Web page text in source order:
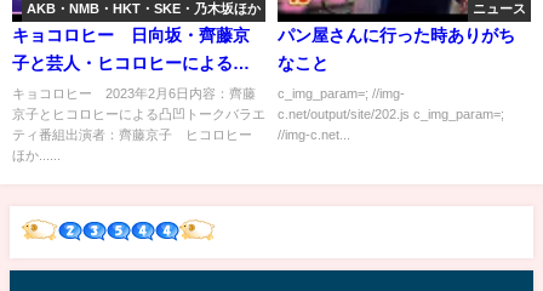
AKB・NMB・HKT・SKE・乃木坂ほか
キョコロヒー 日向坂・齊藤京
子と芸人・ヒコロヒーによるト
ークバラエティ 2月6日
キョコロヒー 2023年2月6日内容：齊藤
京子とヒコロヒーによる凸凹トークバラエ
ティ番組出演者：齊藤京子 ヒコロヒー
ほか......
ニュース
パン屋さんに行った時ありがち
なこと
c_img_param=; //img-
c.net/output/site/202.js c_img_param=;
//img-c.net...